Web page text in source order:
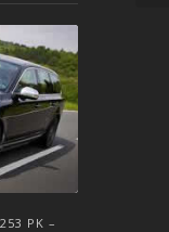
PK –
– 2012-